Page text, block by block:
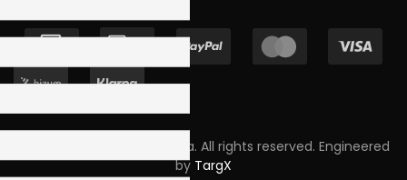
Copyright © 2023 Skpro, Lda. All rights reserved. Engineered
by TargX